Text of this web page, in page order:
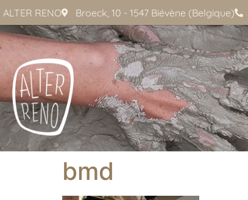
ALTER RENO Broeck, 10 - 1547 Biévène (Belgique)
bmd